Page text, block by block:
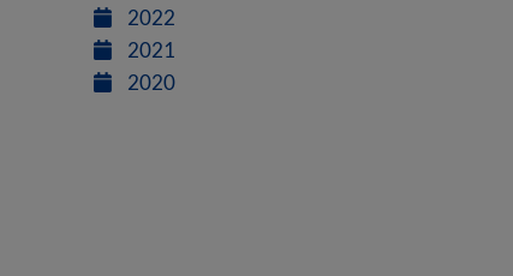
2022
2021
2020